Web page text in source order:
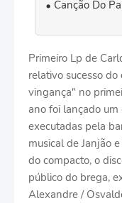
Canção Do
Primeiro Lp de
relativo sucesso
vingança" no
ano foi lançado um
executadas pela
musical de Janjão
do compacto, o
público do brega,
Alexandre /